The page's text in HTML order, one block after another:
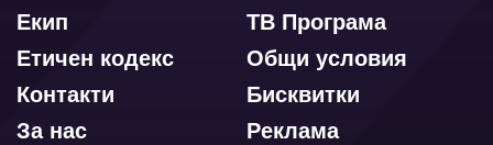
ТВ Програма
Екип
Общи условия
Етичен кодекс
Бисквитки
Контакти
Реклама
За нас